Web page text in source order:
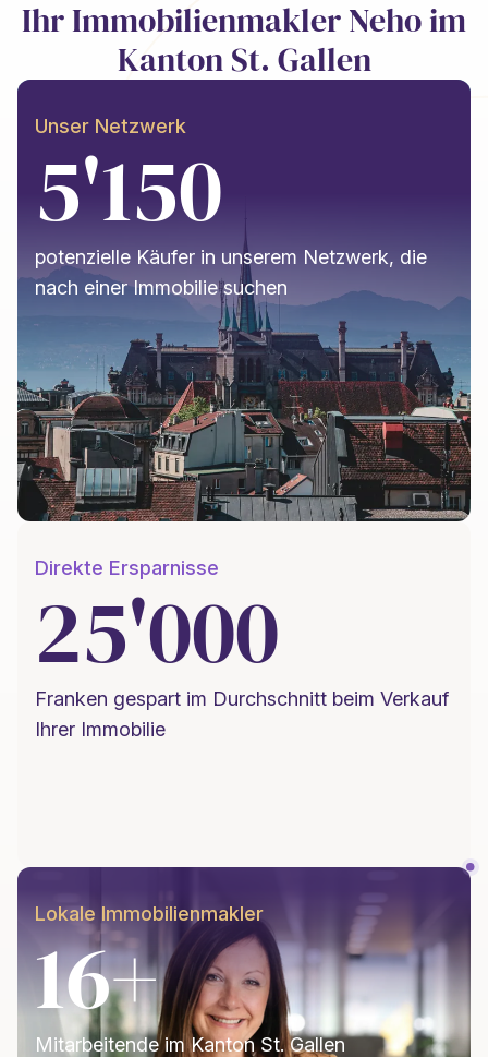
Ihr Immobilienmakler Neho im
Kanton St. Gallen
Unser Netzwerk
5'150
potenzielle Käufer in unserem Netzwerk, die
nach einer Immobilie suchen
Lokale Immobilienmakler
16+
Mitarbeitende im Kanton St. Gallen
Direkte Ersparnisse
25'000
Franken gespart im Durchschnitt beim Verkauf
Ihrer Immobilie